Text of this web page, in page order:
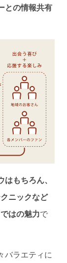
との情報共有
はもちろん、
ニックなど
はの魅力で
バラエティに